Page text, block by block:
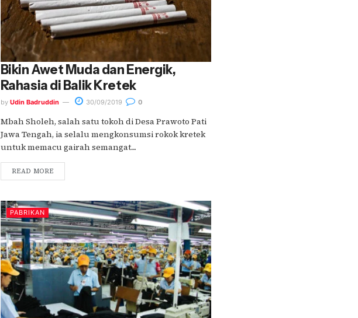
Bikin Awet Muda dan Energik,
Rahasia di Balik Kretek
by Udin Badruddin 30/09/2019 0
Mbah Sholeh, salah satu tokoh di Desa Prawoto Pati
Jawa Tengah, ia selalu mengkonsumsi rokok kretek
untuk memacu gairah semangat....
READ MORE
PABRIKAN